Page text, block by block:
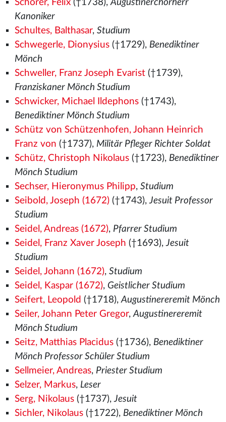
Schorer, Felix(†1738),Augustinerchorherr
Kanoniker
Schultes, Balthasar, Studium
Schwegerle, Dionysius(†1729), Benediktiner
Mönch
Schweller, Franz Joseph Evarist(†1739),
Franziskaner Mönch Studium
Schwicker, Michael Ildephons(†1743),
Benediktiner Mönch Studium
Schütz von Schützenhofen, Johann Heinrich
Franz von (†1737), Militär Pfleger Richter Soldat
Schütz, Christoph Nikolaus(†1723), Benediktiner
Mönch Studium
Sechser, Hieronymus Philipp, Studium
Seibold, Joseph (1672)(†1743),Jesuit Professor
Studium
Seidel, Andreas (1672), Pfarrer Studium
Seidel, Franz Xaver Joseph (†1693),Jesuit
Studium
Seidel, Johann (1672), Studium
Seidel, Kaspar (1672), Geistlicher Studium
Seifert, Leopold (†1718),Augustinereremit Mönch
Seiler, Johann Peter Gregor,Augustinereremit
Mönch Studium
Seitz, Matthias Placidus(†1736), Benediktiner
Mönch Professor Schüler Studium
Sellmeier, Andreas, Priester Studium
Selzer, Markus, Leser
Serg, Nikolaus(†1737),Jesuit
Sichler, Nikolaus(†1722), Benediktiner Mönch